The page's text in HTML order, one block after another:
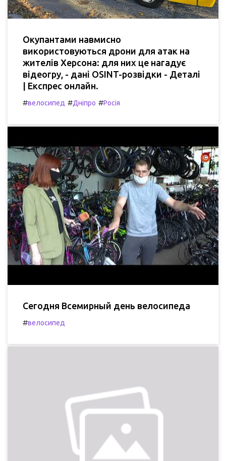
Окупантами навмисно
використовуються дрони для атак на
жителів Херсона: для них це нагадує
відеогру, - дані OSINT-розвідки - Деталі
| Експрес онлайн.
#велосипед #Дніпро #Росія
Сегодня Всемирный день велосипеда
#велосипед